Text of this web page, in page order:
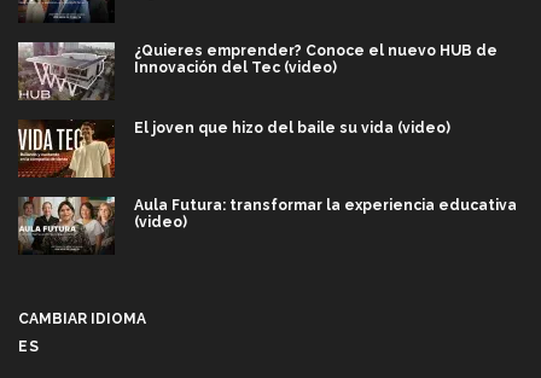
¿Quieres emprender? Conoce el nuevo HUB de
Innovación del Tec (video)
El joven que hizo del baile su vida (video)
Aula Futura: transformar la experiencia educativa
(video)
CAMBIAR IDIOMA
ES